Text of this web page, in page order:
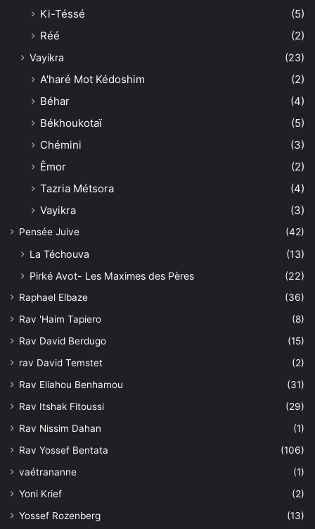
Ki-Téssé
(5)
Réé
(2)
Vayikra (23)
A'haré Mot Kédoshim
(2)
Béhar
(4)
Békhoukotaï
(5)
Chémini
(3)
Êmor
(2)
Tazria Métsora
(4)
Vayikra
(3)
Pensée Juive (42)
La Téchouva
(13)
Pirké Avot- Les Maximes des Pères
(22)
Raphael Elbaze
(36)
Rav 'Haim Tapiero
(8)
Rav David Berdugo
(15)
rav David Temstet
(2)
Rav Eliahou Benhamou
(31)
Rav Itshak Fitoussi
(29)
Rav Nissim Dahan
(1)
Rav Yossef Bentata
(106)
vaétrananne
(1)
Yoni Krief
(2)
Yossef Rozenberg
(13)